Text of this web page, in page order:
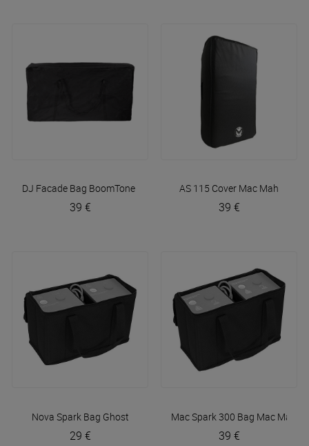
DJ Facade Bag BoomTone DJ
39 €
AS 115 Cover Mac Mah
39 €
Nova Spark Bag Ghost
29 €
Mac Spark 300 Bag Mac Mah
39 €